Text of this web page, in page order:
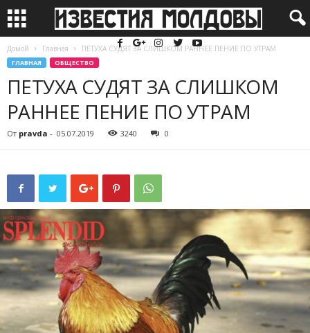
Домой Главная ПЕТУХА СУДЯТ ЗА СЛИШКОМ РАННЕЕ ПЕНИЕ ПО УТРАМ
ГЛАВНАЯ ОБЩЕСТВО
ПЕТУХА СУДЯТ ЗА СЛИШКОМ
РАННЕЕ ПЕНИЕ ПО УТРАМ
От pravda - 05.07.2019 3240 0